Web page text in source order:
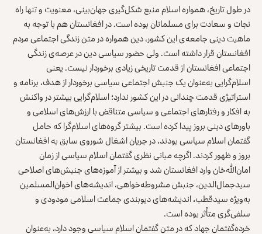
در طول تاریخ، همواره اسلام منبع شکل‌گیری جهان‌بینی، معنویت و تنها راه
نجات و سعادت برای مسلمانان بوده است. در افغانستان هم با توجه به
ماهیت دینی جامعه‌ی این کشور، دین همواره در متن زندگی اجتماعی مردم
افغانستان قرار داشته است. ولی حضور سیاسی دین در عرصه‌ی زندگی
اجتماعی افغانستان از قدمت تاریخی زیادی برخوردار نیست. یعنی
اسلام‌گرایی به‌عنوان یک جنبش اجتماعی سیاسی برخوردار از هدف، برنامه و
استراتیژی قدمت چندانی در این کشور ندارد؛ اسلام‌گرایی بیشتر در واکنش
به افکار و رفتارهای اجتماعی و سیاسی متناقض با ارزش‌های اسلامی و
باورهای دینی بروز پیدا کرده است. بیشتر گروه‌های اسلام‌گرا که حامل
گفتمان اسلام سیاسی بودند، در جریان اشغال شوروی سابق به افغانستان
بروز و ظهور کردند. اگرچه مبانی نظری گفتمان اسلام سیاسی از زمان
امان‌الله‌خان وارد افغانستان شد و بیشتر از آموزه‌های جنبش‌های اصلاحی
سیدجمال‌الدین، جنبش مشروطه‌خواهی، اندیشه‌های اخوان‌المسلمین
به‌ویژه سیدقطب، اندیشه‌های دیوبندی جماعت اسلامی مودودی و
سلفی‌گری متأثر بوده است.
خرده‌گفتمان جهاد که در متن گفتمان اسلام سیاسی وجود دارد، به‌عنوان